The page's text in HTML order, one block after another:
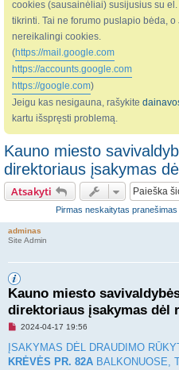
cookies (sausainėliai) susijusius su
tikrinti. Tai ne forumo puslapio bėda,
nereikalingi cookies.
(https://mail.google.com
https://accounts.google.com
https://google.com)
Jeigu kas nesigauna, rašykite
kartu išspręsti problemą.
Kauno miesto
direktoriaus įsakymas
Atsakyti
Pirmas neskaitytas pranešimas
adminas
Site Admin
Kauno miesto
direktoriaus įsakymas dėl
N
p
r
2024-04-17 19:56
ĮSAKYMAS DĖL DRAUDIMO
KRĖVĖS PR. 82A BALKONUOSE,